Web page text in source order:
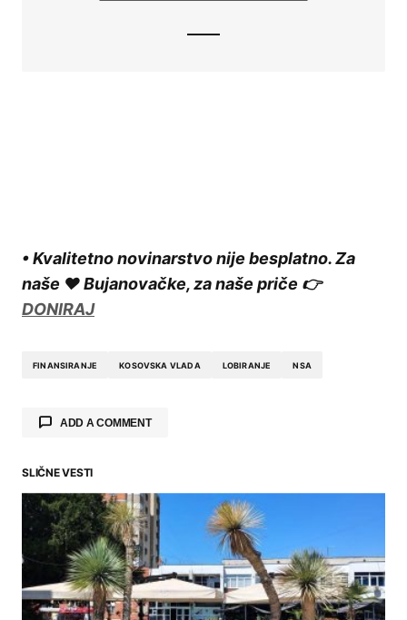
• Kvalitetno novinarstvo nije besplatno. Za
naše ❤️ Bujanovačke, za naše priče 👉
DONIRAJ
FINANSIRANJE KOSOVSKA VLADA LOBIRANJE NSA
ADD A COMMENT
Your email address will not be published.
Required fields are marked*
Comment*
SLIČNE VESTI